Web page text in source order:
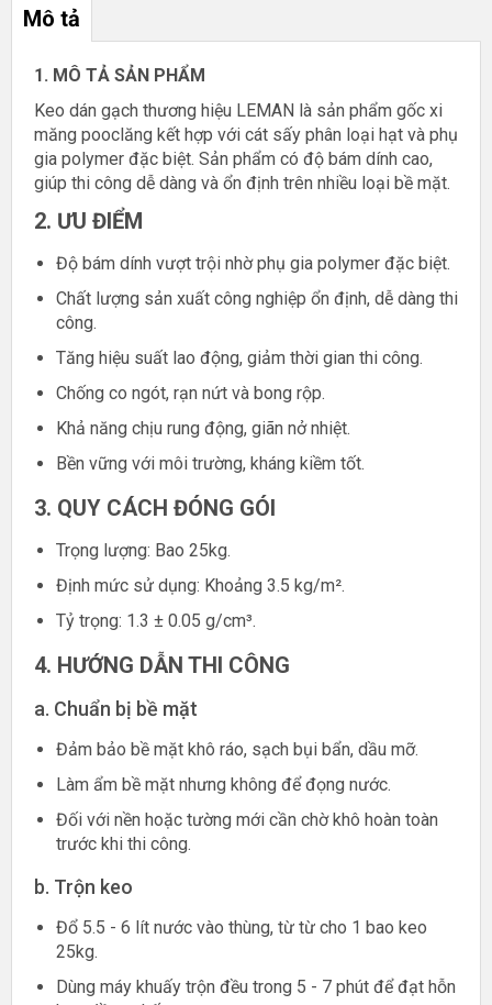
Mô tả
1. MÔ TẢ SẢN PHẨM
Keo dán gạch thương hiệu LEMAN là sản phẩm gốc xi
măng pooclăng kết hợp với cát sấy phân loại hạt và phụ
gia polymer đặc biệt. Sản phẩm có độ bám dính cao,
giúp thi công dễ dàng và ổn định trên nhiều loại bề mặt.
2. ƯU ĐIỂM
Độ bám dính vượt trội nhờ phụ gia polymer đặc biệt.
Chất lượng sản xuất công nghiệp ổn định, dễ dàng thi
công.
Tăng hiệu suất lao động, giảm thời gian thi công.
Chống co ngót, rạn nứt và bong rộp.
Khả năng chịu rung động, giãn nở nhiệt.
Bền vững với môi trường, kháng kiềm tốt.
3. QUY CÁCH ĐÓNG GÓI
Trọng lượng: Bao 25kg.
Định mức sử dụng: Khoảng 3.5 kg/m².
Tỷ trọng: 1.3 ± 0.05 g/cm³.
4. HƯỚNG DẪN THI CÔNG
a. Chuẩn bị bề mặt
Đảm bảo bề mặt khô ráo, sạch bụi bẩn, dầu mỡ.
Làm ẩm bề mặt nhưng không để đọng nước.
Đối với nền hoặc tường mới cần chờ khô hoàn toàn
trước khi thi công.
b. Trộn keo
Đổ 5.5 - 6 lít nước vào thùng, từ từ cho 1 bao keo
25kg.
Dùng máy khuấy trộn đều trong 5 - 7 phút để đạt hỗn